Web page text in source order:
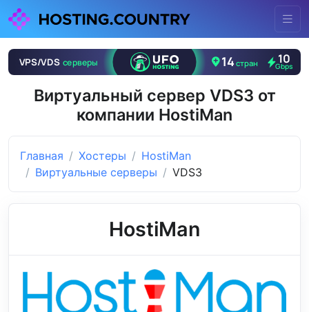
Виртуальный сервер VDS3 от
компании HostiMan
Главная Хостеры
HostiMan
Виртуальные серверы
VDS3
HostiMan